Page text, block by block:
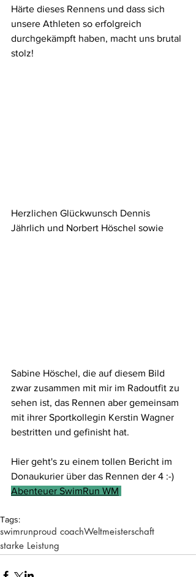
Härte dieses Rennens und dass sich
unsere Athleten so erfolgreich
durchgekämpft haben, macht uns brutal
stolz!
Herzlichen Glückwunsch Dennis
Jährlich und Norbert Höschel sowie
Sabine Höschel, die auf diesem Bild
zwar zusammen mit mir im Radoutfit zu
sehen ist, das Rennen aber gemeinsam
mit ihrer Sportkollegin Kerstin Wagner
bestritten und gefinisht hat.
Hier geht's zu einem tollen Bericht im
Donaukurier über das Rennen der 4 :-)
Abenteuer SwimRun WM
Tags:
swimrunproud coachWeltmeisterschaft
starke Leistung